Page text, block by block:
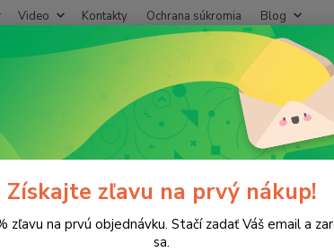
Video Kontakty Ochrana súkromia Blog
Cievky/Solenoidy Cievky/Solenoidy 9V
9V
Získajte zľavu na prvý nákup!
zľavu na prvú objednávku. Stačí zadať Váš email a
sa.